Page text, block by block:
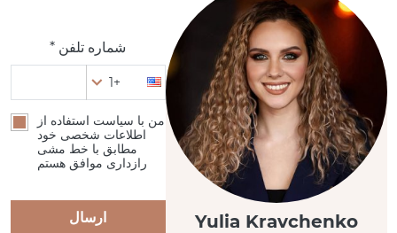
Yulia Kravchenko
شماره تلفن *
+1
من با سیاست استفاده از
اطلاعات شخصی خود
مطابق با خط مشی
رازداری موافق هستم
ارسال